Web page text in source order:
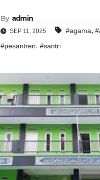
By admin
SEP 11, 2025 #agama,
#pesantren, #santri